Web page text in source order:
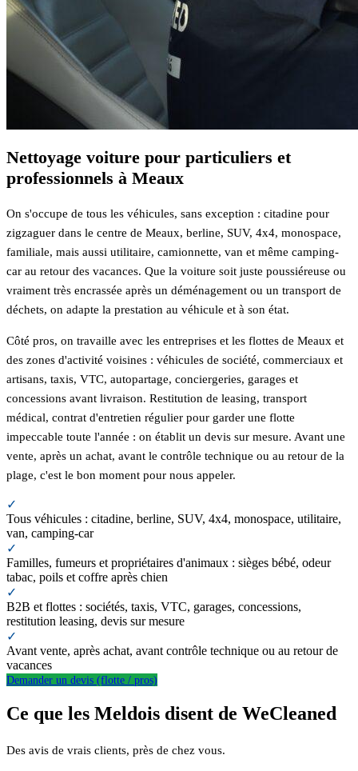
Nettoyage voiture pour particuliers et
professionnels à Meaux
On s'occupe de tous les véhicules, sans exception : citadine pour
zigzaguer dans le centre de Meaux, berline, SUV, 4x4, monospace,
familiale, mais aussi utilitaire, camionnette, van et même camping-
car au retour des vacances. Que la voiture soit juste poussiéreuse ou
vraiment très encrassée après un déménagement ou un transport de
déchets, on adapte la prestation au véhicule et à son état.
Côté pros, on travaille avec les entreprises et les flottes de Meaux et
des zones d'activité voisines : véhicules de société, commerciaux et
artisans, taxis, VTC, autopartage, conciergeries, garages et
concessions avant livraison. Restitution de leasing, transport
médical, contrat d'entretien régulier pour garder une flotte
impeccable toute l'année : on établit un devis sur mesure. Avant une
vente, après un achat, avant le contrôle technique ou au retour de la
plage, c'est le bon moment pour nous appeler.
✓
Tous véhicules : citadine, berline, SUV, 4x4, monospace, utilitaire,
van, camping-car
✓
Familles, fumeurs et propriétaires d'animaux : sièges bébé, odeur
tabac, poils et coffre après chien
✓
B2B et flottes : sociétés, taxis, VTC, garages, concessions,
restitution leasing, devis sur mesure
✓
Avant vente, après achat, avant contrôle technique ou au retour de
vacances
Demander un devis (flotte / pros)
Ce que les Meldois disent de WeCleaned
Des avis de vrais clients, près de chez vous.